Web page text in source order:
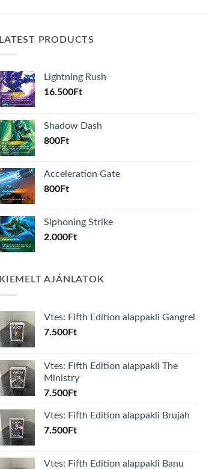
LATEST PRODUCTS
Lightning Rush
16.500Ft
Shadow Dash
800Ft
Acceleration Gate
800Ft
Siphoning Strike
2.000Ft
KIEMELT AJÁNLATOK
Vtes: Fifth Edition alappakli Gangrel
7.500Ft
Vtes: Fifth Edition alappakli The
Ministry
7.500Ft
Vtes: Fifth Edition alappakli Brujah
7.500Ft
Vtes: Fifth Edition alappakli Banu